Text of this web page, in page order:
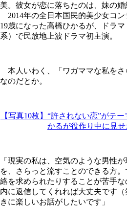
美。彼女が恋に落ちたのは、妹の婚
2014年の全日本国民的美少女コン
19歳になった高橋ひかるが、ドラ
系）で民放地上波ドラマ初主演。
本人いわく、「ワガママな私をさ
なのだとか。
【写真10枚】“許されない恋”がテ
かるが役作り中に見せ
「現実の私は、空気のような男性
を、さらっと流すことのできる方
絡を求められたりすることが苦手
内に返信してくれれば大丈夫です
きに楽しいお話がしたいです」